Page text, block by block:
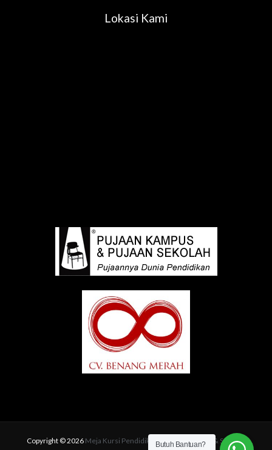
Lokasi Kami
Copyright © 2026 Meja Kursi Pendidikan | Pujaan Kampus & Sekolah
Butuh Bantuan?